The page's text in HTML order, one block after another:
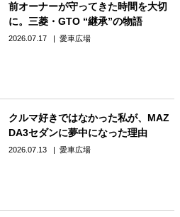
前オーナーが守ってきた時間を大切
に。三菱・GTO “継承”の物語
2026.07.17 愛車広場
クルマ好きではなかった私が、MAZ
DA3セダンに夢中になった理由
2026.07.13 愛車広場